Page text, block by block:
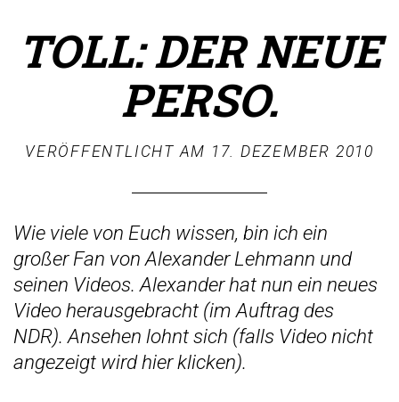
TOLL: DER NEUE
PERSO.
VERÖFFENTLICHT AM 17. DEZEMBER 2010
Wie viele von Euch wissen, bin ich ein
großer Fan von Alexander Lehmann und
seinen Videos. Alexander hat nun ein neues
Video herausgebracht (im Auftrag des
NDR). Ansehen lohnt sich (falls Video nicht
angezeigt wird hier klicken).